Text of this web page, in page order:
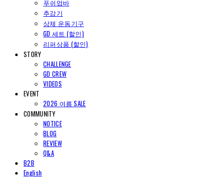
푸쉬업바
추감기
상체 운동기구
GD 세트 (할인)
리퍼상품 (할인)
STORY
CHALLENGE
GD CREW
VIDEOS
EVENT
2026 여름 SALE
COMMUNITY
NOTICE
BLOG
REVIEW
Q&A
B2B
English